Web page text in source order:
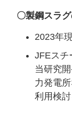
〇製鋼スラ
2023年
JFEスチ
当研究
力発電
利用検討